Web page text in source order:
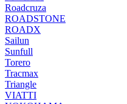
Roadcruza
ROADSTONE
ROADX
Sailun
Sunfull
Torero
Tracmax
Triangle
VIATTI